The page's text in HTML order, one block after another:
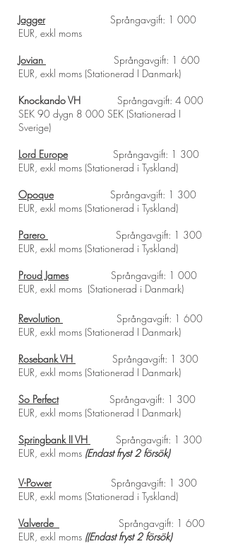
Jagger
Språngavgift: 1 000
EUR, exkl moms
Jovian
Språngavgift: 1 600
EUR, exkl moms (Stationerad I Danmark)
Knockando VH
Språngavgift: 4 000
SEK 90 dygn 8 000 SEK (Stationerad I
Sverige)
Lord Europe
Språngavgift: 1 300
EUR, exkl moms (Stationerad i Tyskland)
Opoque
Språngavgift: 1 300
EUR, exkl moms (Stationerad i Tyskland)
Parero
Språngavgift: 1 300
EUR, exkl moms (Stationerad i Tyskland)
Proud James
Språngavgift: 1 000
EUR, exkl moms (Stationerad i Danmark)
Revolution
Språngavgift: 1 600
EUR, exkl moms (Stationerad I Danmark)
Rosebank VH
Språngavgift: 1 300
EUR, exkl moms (Stationerad I Danmark)
So Perfect
Språngavgift: 1 300
EUR, exkl moms (Stationerad I Danmark)
Springbank II VH
Språngavgift: 1 300
EUR, exkl moms (Endast fryst2 försök)
V-Power
Språngavgift: 1 300
EUR, exkl moms (Stationerad i Tyskland)
Valverde
Språngavgift: 1 600
EUR, exkl moms ((Endast fryst2 försök)